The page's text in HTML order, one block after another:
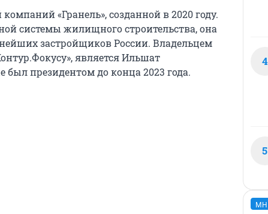
«Гранель», созданной в 2020 году.
системы жилищного строительства, она
застройщиков России. Владельцем
является Ильшат
президентом до конца 2023 года.
4
5